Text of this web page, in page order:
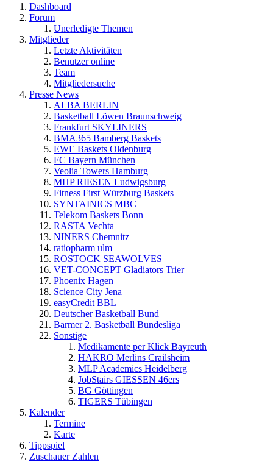
Dashboard
Forum
Unerledigte Themen
Mitglieder
Letzte Aktivitäten
Benutzer online
Team
Mitgliedersuche
Presse News
ALBA BERLIN
Basketball Löwen Braunschweig
Frankfurt SKYLINERS
BMA365 Bamberg Baskets
EWE Baskets Oldenburg
FC Bayern München
Veolia Towers Hamburg
MHP RIESEN Ludwigsburg
Fitness First Würzburg Baskets
SYNTAINICS MBC
Telekom Baskets Bonn
RASTA Vechta
NINERS Chemnitz
ratiopharm ulm
ROSTOCK SEAWOLVES
VET-CONCEPT Gladiators Trier
Phoenix Hagen
Science City Jena
easyCredit BBL
Deutscher Basketball Bund
Barmer 2. Basketball Bundesliga
Sonstige
Medikamente per Klick Bayreuth
HAKRO Merlins Crailsheim
MLP Academics Heidelberg
JobStairs GIESSEN 46ers
BG Göttingen
TIGERS Tübingen
Kalender
Termine
Karte
Tippspiel
Zuschauer Zahlen